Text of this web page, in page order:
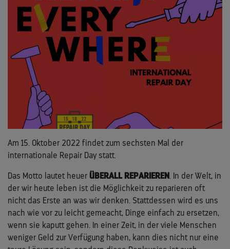
Am 15. Oktober 2022 findet zum sechsten Mal der
internationale Repair Day statt.
Das Motto lautet heuer ÜBERALL REPARIEREN. In der Welt, in
der wir heute leben ist die Möglichkeit zu reparieren oft
nicht das Erste an was wir denken. Stattdessen wird es uns
nach wie vor zu leicht gemeacht, Dinge einfach zu ersetzen,
wenn sie kaputt gehen. In einer Zeit, in der viele Menschen
weniger Geld zur Verfügung haben, kann dies nicht nur eine